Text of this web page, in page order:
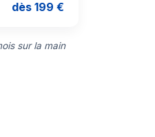
dès 199 €
sur la main